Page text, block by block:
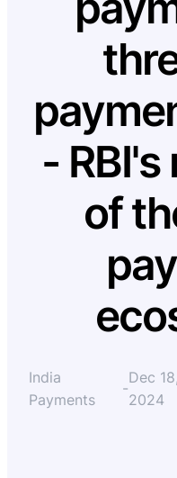
-
of
India
Payments
-
Dec 18,
2024